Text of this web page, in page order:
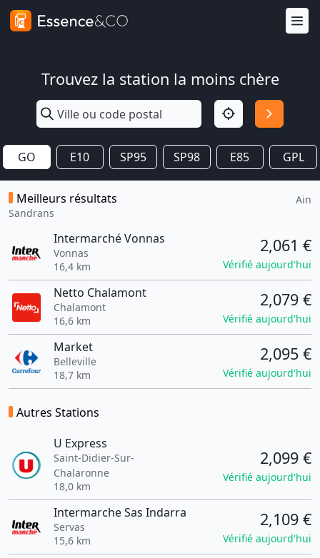
Trouvez la station la moins chère
GO E10 SP95 SP98 E85 GPL
Meilleurs résultats
Sandrans
Ain
Intermarché Vonnas
Vonnas
16,4 km
2,061 €
Vérifié aujourd'hui
Netto Chalamont
Chalamont
16,6 km
2,079 €
Vérifié aujourd'hui
Market
Belleville
18,7 km
2,095 €
Vérifié aujourd'hui
Autres Stations
U Express
Saint-Didier-Sur-
Chalaronne
18,0 km
2,099 €
Vérifié aujourd'hui
Intermarche Sas Indarra
Servas
15,6 km
2,109 €
Vérifié aujourd'hui